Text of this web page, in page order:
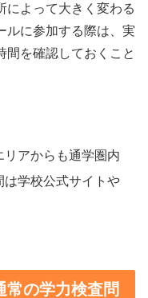
によって大きく変わる
ルに参加する際は、実
間を確認しておくこと
リアからも通学圏内
は学校公式サイトや
常の学力検査問